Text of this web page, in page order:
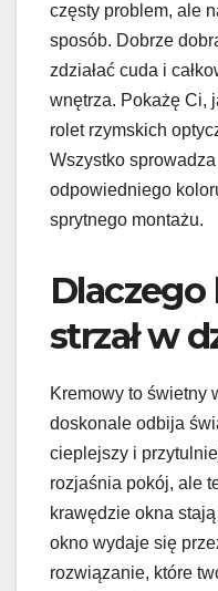
częsty problem, ale
sposób. Dobrze
zdziałać cuda i
wnętrza. Pokażę Ci,
rolet rzymskich
Wszystko
odpowiedniego
sprytnego montażu.
strzał w
Kremowy to świetny
doskonale odbija
cieplejszy i
rozjaśnia pokój, ale
krawędzie okna
okno wydaje się
rozwiązanie, które